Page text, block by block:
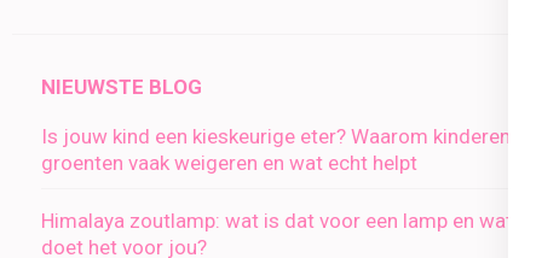
NIEUWSTE BLOG
Is jouw kind een kieskeurige eter? Waarom kinderen
groenten vaak weigeren en wat echt helpt
Himalaya zoutlamp: wat is dat voor een lamp en wat
doet het voor jou?